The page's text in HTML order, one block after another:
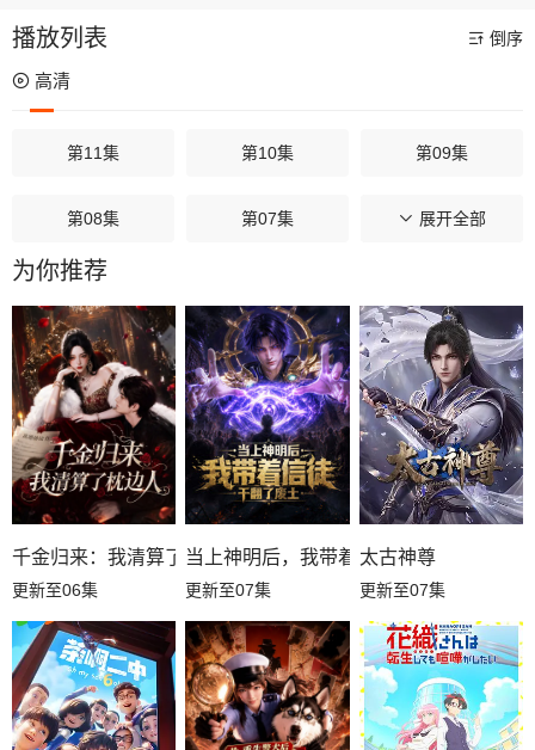
播放列表 倒序
高清
第11集 第10集 第09集
第08集 第07集 第06集
第05集
第02集 第01集
展开全部
为你推荐
千金归来：我清算了枕边人
更新至06集
当上神明后，我带着信徒干翻了废土
更新至07集
太古神尊
更新至07集